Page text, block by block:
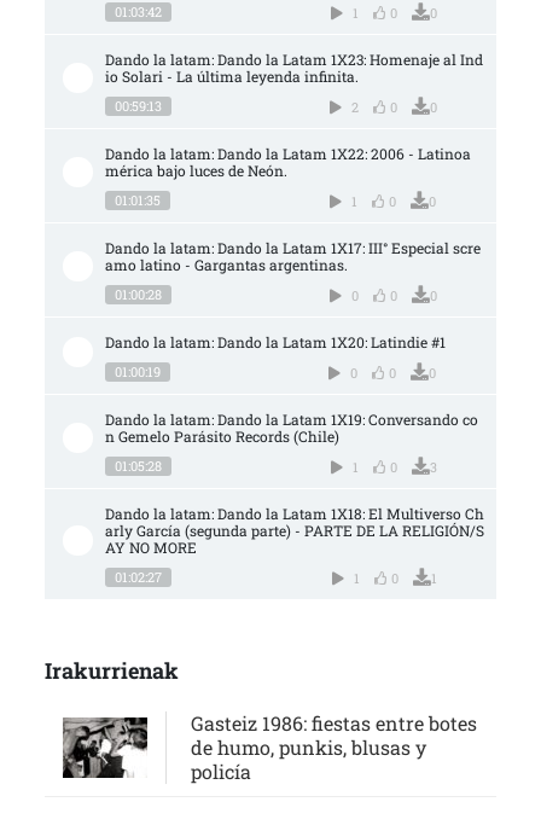
01:03:42 1 0 0
Dando la latam: Dando la Latam 1X23: Homenaje al Ind
io Solari - La última leyenda infinita.
00:59:13 2 0 0
Dando la latam: Dando la Latam 1X22: 2006 - Latinoa
mérica bajo luces de Neón.
01:01:35 1 0 0
Dando la latam: Dando la Latam 1X17: III° Especial scre
amo latino - Gargantas argentinas.
01:00:28 0 0 0
Dando la latam: Dando la Latam 1X20: Latindie #1
01:00:19 0 0 0
Dando la latam: Dando la Latam 1X19: Conversando co
n Gemelo Parásito Records (Chile)
01:05:28 1 0 3
Dando la latam: Dando la Latam 1X18: El Multiverso Ch
arly García (segunda parte) - PARTE DE LA RELIGIÓN/S
AY NO MORE
01:02:27 1 0 1
Irakurrienak
Gasteiz 1986: fiestas entre botes
de humo, punkis, blusas y
policía